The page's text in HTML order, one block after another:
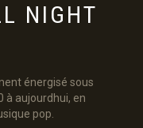
NIGHT
énergisé sous
à aujourdhui, en
pop.